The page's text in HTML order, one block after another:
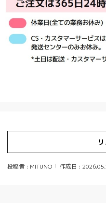
投稿者 : MITUNO 作成日 :